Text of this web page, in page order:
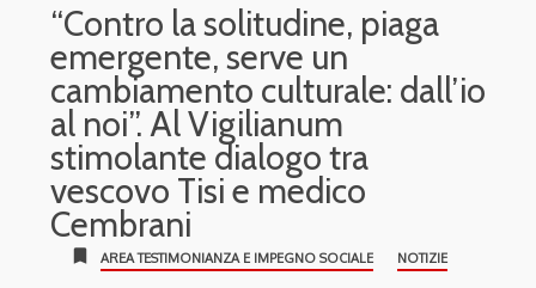
“Contro la solitudine, piaga
emergente, serve un
cambiamento culturale: dall’io
al noi”. Al Vigilianum
stimolante dialogo tra
vescovo Tisi e medico
Cembrani
bookmark AREA TESTIMONIANZA E IMPEGNO SOCIALE NOTIZIE